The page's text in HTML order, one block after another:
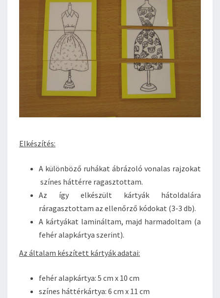
Elkészítés:
A különböző ruhákat ábrázoló vonalas rajzokat
színes háttérre ragasztottam.
Az így elkészült kártyák hátoldalára
ráragasztottam az ellenőrző kódokat (3-3 db).
A kártyákat lamináltam, majd harmadoltam (a
fehér alapkártya szerint).
Az általam készített kártyák adatai:
fehér alapkártya: 5 cm x 10 cm
színes háttérkártya: 6 cm x 11 cm